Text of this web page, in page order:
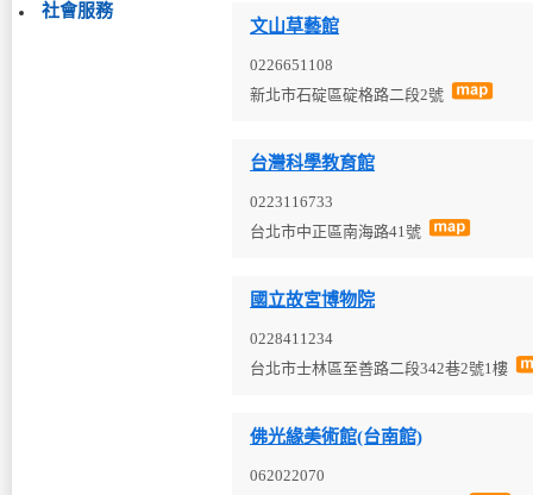
社會服務
文山草藝館
0226651108
新北市石碇區碇格路二段2號
台灣科學教育館
0223116733
台北市中正區南海路41號
國立故宮博物院
0228411234
台北市士林區至善路二段342巷2號1樓
佛光緣美術館(台南館)
062022070